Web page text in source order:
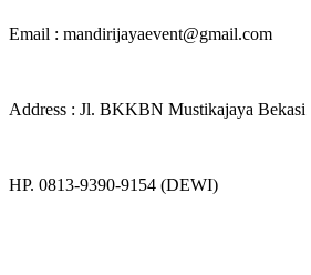
Email : mandirijayaevent@gmail.com
Address : Jl. BKKBN Mustikajaya Bekasi
HP. 0813-9390-9154 (DEWI)